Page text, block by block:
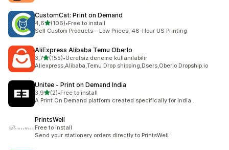
CustomCat: Print on Demand
4,65 yıldız üzerinden
(106)
toplam 106 değerlendirme
•Free to install
Sell Custom Products – Low Prices, 48-Hour US Printing
AliExpress Alibaba Temu Oberlo
3,75 yıldız üzerinden
(155)
toplam 155 değerlendirme
•Ücretsiz deneme kullanılabilir
Aliexpress,Alibaba,Temu Drop shipping,Dsers,Oberlo Dropship.io
Unitee ‑ Print on Demand India
3,95 yıldız üzerinden
(2)
toplam 2 değerlendirme
•Free to install
A Print On Demand platform created specifically for India .
PrintsWell
Free to install
Send your stationery orders directly to PrintsWell